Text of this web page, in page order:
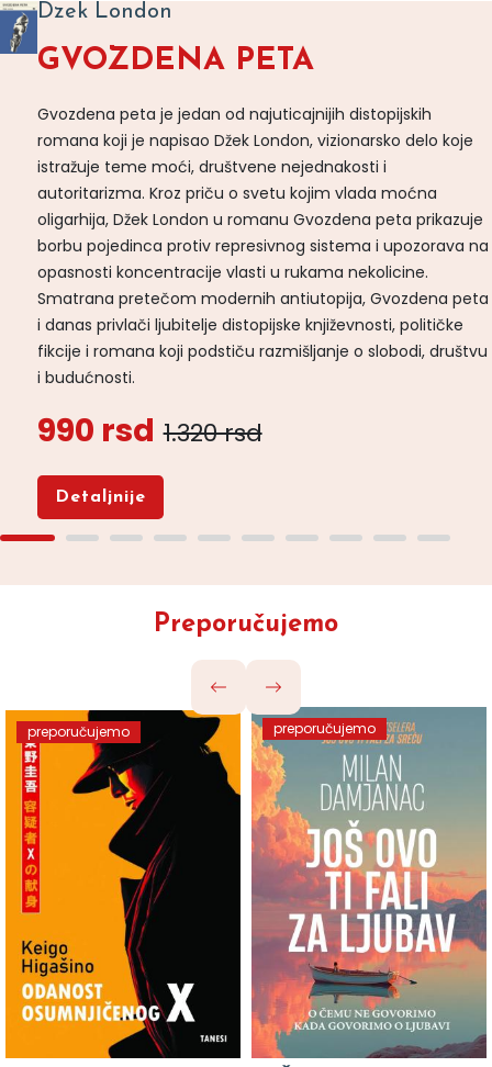
Dzek London
GVOZDENA PETA
Gvozdena peta je jedan od najuticajnijih distopijskih
romana koji je napisao Džek London, vizionarsko delo koje
istražuje teme moći, društvene nejednakosti i
autoritarizma. Kroz priču o svetu kojim vlada moćna
oligarhija, Džek London u romanu Gvozdena peta prikazuje
borbu pojedinca protiv represivnog sistema i upozorava na
opasnosti koncentracije vlasti u rukama nekolicine.
Smatrana pretečom modernih antiutopija, Gvozdena peta
i danas privlači ljubitelje distopijske književnosti, političke
fikcije i romana koji podstiču razmišljanje o slobodi, društvu
i budućnosti.
990 rsd 1.320 rsd
Detaljnije
Preporučujemo
preporučujemo preporučujemo